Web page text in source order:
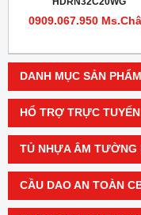
DANH MỤC SẢN PHẨM
HỔ TRỢ TRỰC TUYẾN
TỦ NHỰA ÂM TƯỜNG
CẦU DAO AN TOÀN
0909.067.950